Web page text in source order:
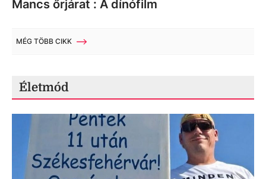
Mancs őrjárat : A dínófilm
MÉG TÖBB CIKK
Életmód